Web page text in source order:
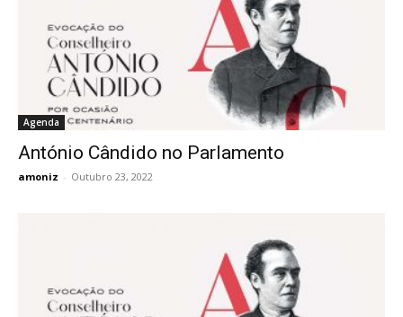
Agenda
António Cândido no Parlamento
amoniz - Outubro 23, 2022